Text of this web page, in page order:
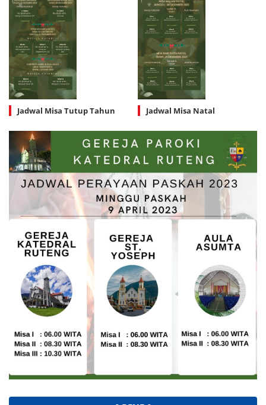
Jadwal Misa Tutup Tahun Jadwal Misa Natal